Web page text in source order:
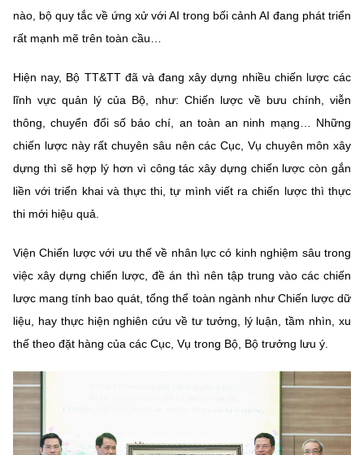
nào, bộ quy tắc về ứng xử với AI trong bối cảnh AI đang phát triển
rất mạnh mẽ trên toàn cầu…
Hiện nay, Bộ TT&TT đã và đang xây dựng nhiều chiến lược các
lĩnh vực quản lý của Bộ, như: Chiến lược về bưu chính, viễn
thông, chuyển đổi số báo chí, an toàn an ninh mạng… Những
chiến lược này rất chuyên sâu nên các Cục, Vụ chuyên môn xây
dựng thì sẽ hợp lý hơn vì công tác xây dựng chiến lược còn gắn
liền với triển khai và thực thi, tự mình viết ra chiến lược thì thực
thi mới hiệu quả.
Viện Chiến lược với ưu thế về nhân lực có kinh nghiệm sâu trong
việc xây dựng chiến lược, đề án thì nên tập trung vào các chiến
lược mang tính bao quát, tổng thể toàn ngành như Chiến lược dữ
liệu, hay thực hiện nghiên cứu về tư tưởng, lý luận, tầm nhìn, xu
thế theo đặt hàng của các Cục, Vụ trong Bộ, Bộ trưởng lưu ý.